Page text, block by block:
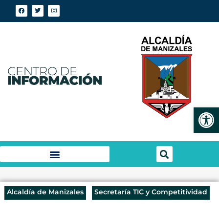
Alcaldía de Manizales Secretaría TIC y Competitividad